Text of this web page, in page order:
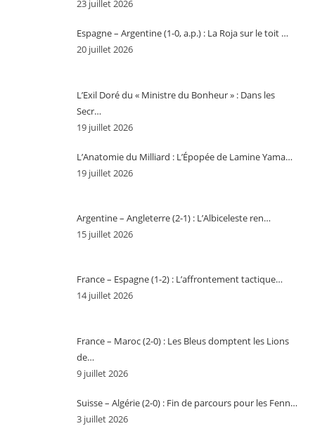
23 juillet 2026
Espagne – Argentine (1-0, a.p.) : La Roja sur le toit …
20 juillet 2026
L’Exil Doré du « Ministre du Bonheur » : Dans les
Secr…
19 juillet 2026
L’Anatomie du Milliard : L’Épopée de Lamine Yama…
19 juillet 2026
Argentine – Angleterre (2-1) : L’Albiceleste ren…
15 juillet 2026
France – Espagne (1-2) : L’affrontement tactique…
14 juillet 2026
France – Maroc (2-0) : Les Bleus domptent les Lions
de…
9 juillet 2026
Suisse – Algérie (2-0) : Fin de parcours pour les Fenn…
3 juillet 2026